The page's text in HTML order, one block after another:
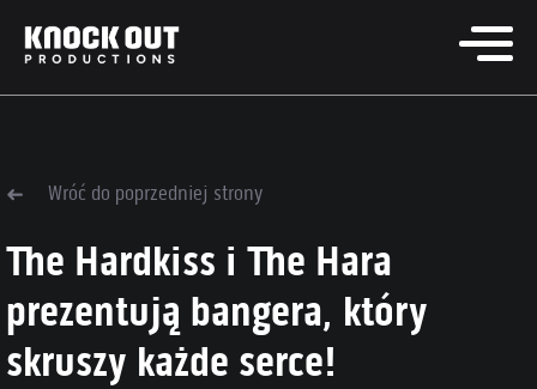
Wróć do poprzedniej strony
The Hardkiss i The Hara
prezentują bangera, który
skruszy każde serce!